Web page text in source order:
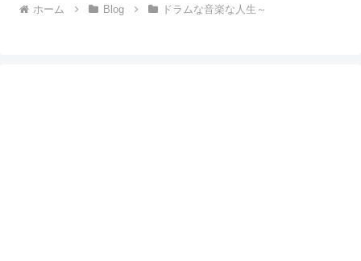
ホーム Blog ドラムな音楽な人生～